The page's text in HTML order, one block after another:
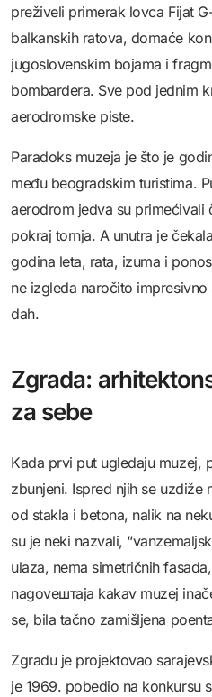
preživeli primerak lovca Fijat
balkanskih ratova, domaće
jugoslovenskim bojama i
bombardera. Sve pod jednim
aerodromske piste.
Paradoks muzeja je što je
među beogradskim turistima.
aerodrom jedva su primećivali
pokraj tornja. A unutra je
godina leta, rata, izuma i
ne izgleda naročito
dah.
Zgrada:
za sebe
Kada prvi put ugledaju muzej,
zbunjeni. Ispred njih se uzdiže
od stakla i betona, nalik na
su je neki nazvali,
ulaza, nema simetričnih
nagovештаja kakav muzej
se, bila tačno zamišljena
Zgradu je projektovao
je 1969. pobedio na konkursu